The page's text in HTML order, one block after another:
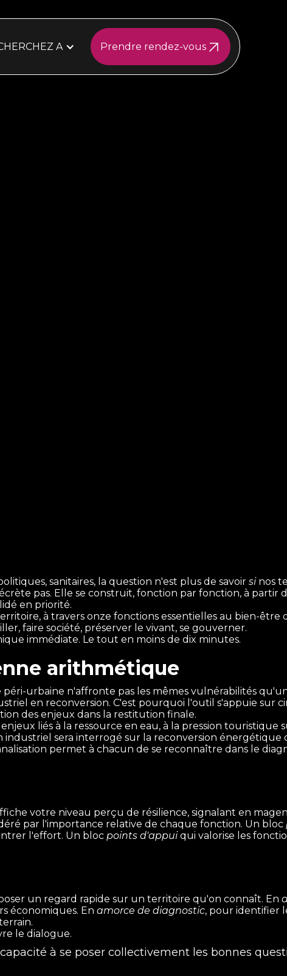
A Prendre rendez-vous
sanitaires, la question n'est plus de savoirsinos
pas. Elle se construit, fonction par fonction, à
en priorité.
à travers onze fonctions essentielles au bien-être
faire société, préserver le vivant, se gouverner.
immédiate. Le tout en moins de dix minutes.
arithmétique
urbaine n'affronte pas les mêmes vulnérabilités
en reconversion. C'est pourquoi l'outil s'appuie sur
des enjeux dans la restitution finale.
liés à la ressource en eau, à la pression touristique
sera interrogé sur la reconversion énergétique
permet à chacun de se reconnaître dans le
votre niveau perçu de résilience, signalant en
par l'importance relative de chaque fonction. Un bloc
l'effort. Un blocpoints d'appuiqui valorise les
un regard rapide sur un territoire qu'on connaît. En
économiques. Enamorce de diagnostic, pour identifier
le dialogue.
à se poser collectivement les bonnes